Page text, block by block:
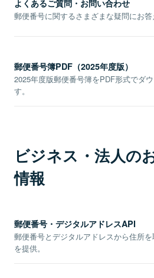
よくあるご質問・お問い合わせ
郵便番号に関するさまざまな疑問にお答
郵便番号簿PDF（2025年度版）
2025年度版郵便番号簿をPDF形式でダ
す。
ビジネス・法人の
情報
郵便番号・デジタルアドレスAPI
郵便番号とデジタルアドレスから住所
を提供。